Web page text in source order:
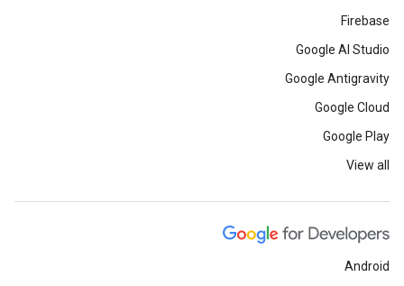
Firebase
Google AI Studio
Google Antigravity
Google Cloud
Google Play
View all
Android